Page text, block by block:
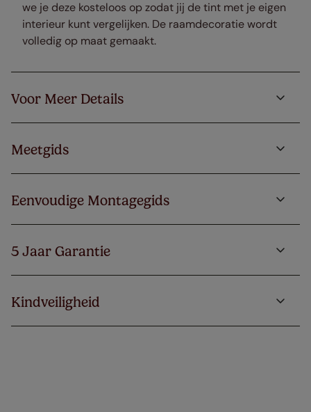
we je deze kosteloos op zodat jij de tint met je eigen
interieur kunt vergelijken. De raamdecoratie wordt
volledig op maat gemaakt.
Voor Meer Details
Meetgids
Eenvoudige Montagegids
5 Jaar Garantie
Kindveiligheid